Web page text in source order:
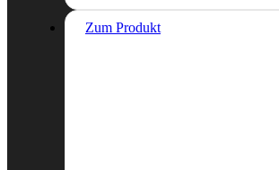
Zum Produkt